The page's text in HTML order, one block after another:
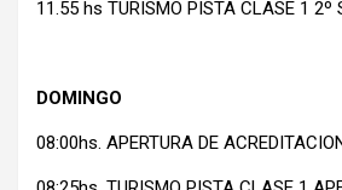
11.55 hs TURISMO PISTA CLASE 1 2º
DOMINGO
08:00hs. APERTURA DE